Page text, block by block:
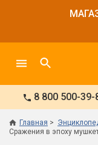
8 800 500-39-
Главная
Сражения в эпоху